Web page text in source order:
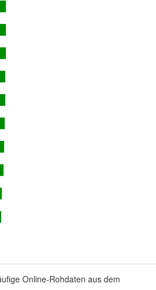
Online-Rohdaten aus dem